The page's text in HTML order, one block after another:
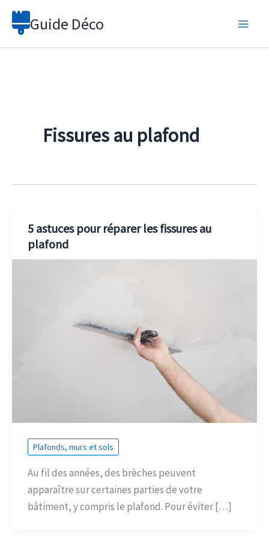
Aller
Guide Déco
Fissures au plafond
5 astuces pour réparer les fissures au
plafond
Plafonds, murs et sols
Au fil des années, des brèches peuvent
apparaître sur certaines parties de votre
bâtiment, y compris le plafond. Pour éviter […]